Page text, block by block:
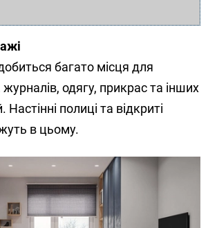
багато місця для
журналів, одягу, прикрас та інших
полиці та відкриті
в цьому.